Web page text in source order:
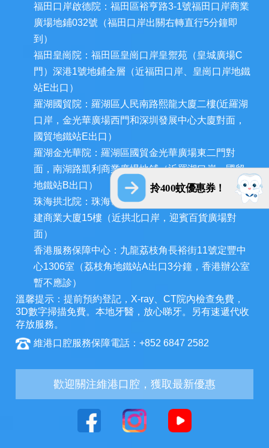
拎400蚊優惠券！
福田口岸啟德院：福田區裕亨路3-1號福田口岸商業
廣場地鋪032號（福田口岸出關右轉直行5分鐘即
到）
福田皇崗院：福田區皇崗口岸皇禦苑（皇城廣場C
門）深港1號地鋪全層（近福田口岸、皇崗口岸地鐵
站E出口）
羅湖國貿院：羅湖區人民南路熙龍大廈二樓(近羅湖
口岸，金光華廣場西門和深圳發展中心大廈對面，
國貿地鐵站E出口）
羅湖金光華院：羅湖區國貿金光華廣場東二門對
面，南湖路凱利商業廣場地鋪（近羅湖口岸、國貿
地鐵站B出口）
珠海拱北院：珠海市香洲區拱北迎賓南路1155號中
建商業大廈15樓（近拱北口岸，迎賓百貨廣場對
面）
香港服務保障中心：九龍荔枝角長裕街11號定豐中
心1306室（荔枝角地鐵站A出口3分鐘，香港辦公室
暫不應診）
溫馨提示：提前預約登記，X-ray、CT院內檢查免費，
3D數字掃描免費。本地牙醫，放心睇牙。另有速遞代收
存放服務。
維港口腔服務保障電話：+852 6847 2582
歡迎關注維港口腔，獲取最新優惠